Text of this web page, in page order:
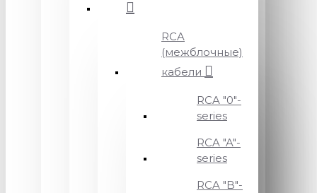
RCA
(межблочные)
кабели
RCA "0"-
series
RCA "A"-
series
RCA "B"-